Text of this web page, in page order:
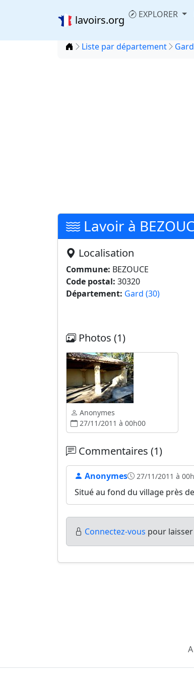
lavoirs.org EXPLORER
Accueil
Liste par département
Lavoir à
Localisation
Commune: BEZOUCE
Code postal: 30320
Département: Gard (30)
Photos (1)
Anonymes
27/11/2011 à 00h00
Commentaires (1)
Anonymes 27/11/2011 à
Situé au fond du village près
Connectez-vous pour